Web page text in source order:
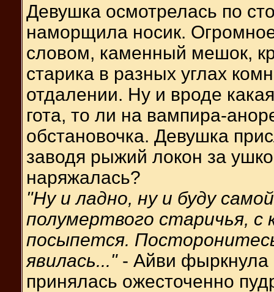
Девушка осмотрелась по
наморщила носик.
словом, каменный мешок,
старика в разных углах
отдалении. Ну и вроде
гота, то ли на вампира-
обстановочка. Девушка
заводя рыжий локон за
наряжалась?
"Ну и ладно, ну и буду
полумертвого старичья, с
посыпется.
явилась..."- Айви фыркнула
принялась ожесточенно